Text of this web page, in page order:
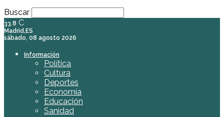
Buscar
33.8 C
Madrid,ES
sábado, 08 agosto 2026
Información
Política
Cultura
Deportes
Economía
Educación
Sanidad